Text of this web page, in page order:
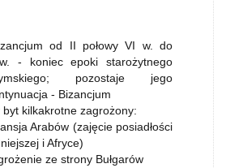
od II połowy VI w. do
- koniec epoki starożytnego
pozostaje jego
- Bizancjum
kilkakrotne zagrożony:
Arabów (zajęcie posiadłości
i Afryce)
ze strony Bułgarów